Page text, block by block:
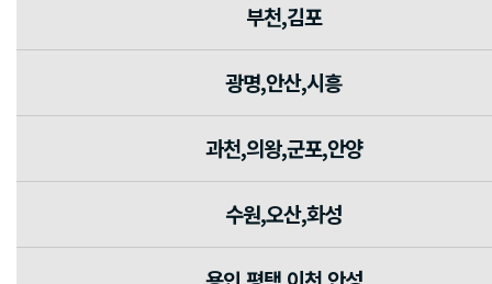
부천,김포
광명,안산,시흥
과천,의왕,군포,안양
수원,오산,화성